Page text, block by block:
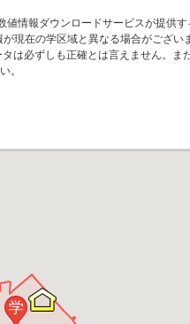
情報ダウンロードサービスが提供
現在の学区域と異なる場合がござい
は必ずしも正確とは言えません。ま
。
学